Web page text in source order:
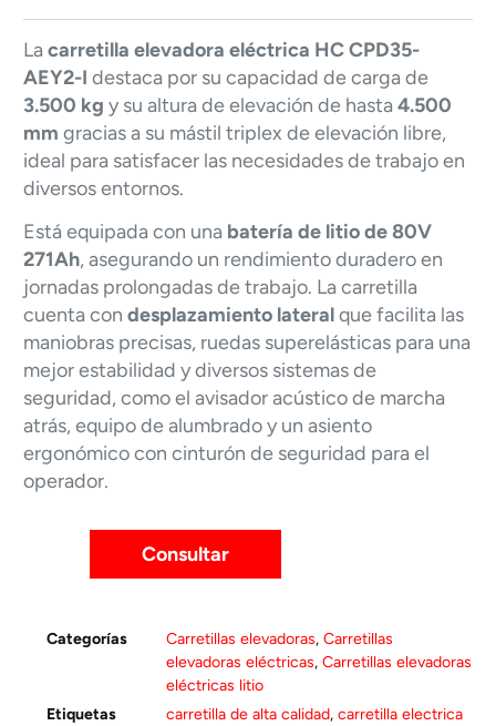
Lacarretilla elevadora eléctrica HC CPD35-
AEY2-I destaca por su capacidad de carga de
3.500 kg y su altura de elevación de hasta4.500
mm gracias a su mástil triplex de elevación libre,
ideal para satisfacer las necesidades de trabajo en
diversos entornos.
Está equipada con una batería de litio de 80V
271Ah, asegurando un rendimiento duradero en
jornadas prolongadas de trabajo. La carretilla
cuenta condesplazamiento lateralque facilita las
maniobras precisas, ruedas superelásticas para una
mejor estabilidad y diversos sistemas de
seguridad, como el avisador acústico de marcha
atrás, equipo de alumbrado y un asiento
ergonómico con cinturón de seguridad para el
operador.
Consultar
Categorías Carretillas elevadoras,Carretillas
elevadoras eléctricas,Carretillas elevadoras
eléctricas litio
Etiquetas
carretilla de alta calidad,carretilla electrica